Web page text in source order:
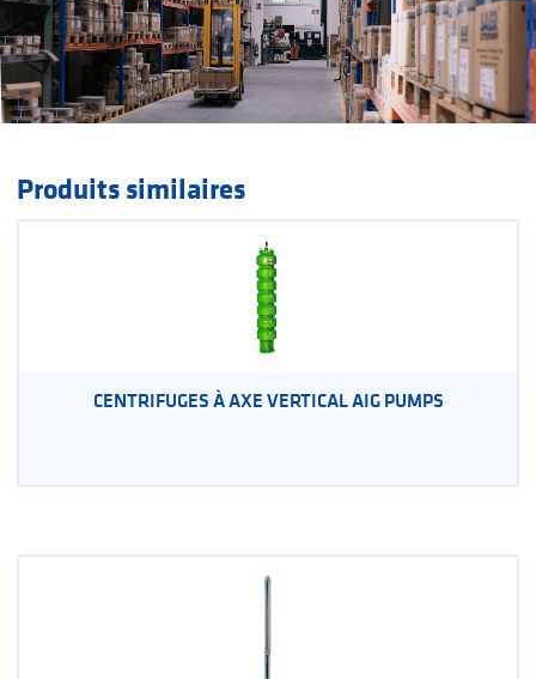
Produits similaires
CENTRIFUGES À AXE VERTICAL AIG PUMPS